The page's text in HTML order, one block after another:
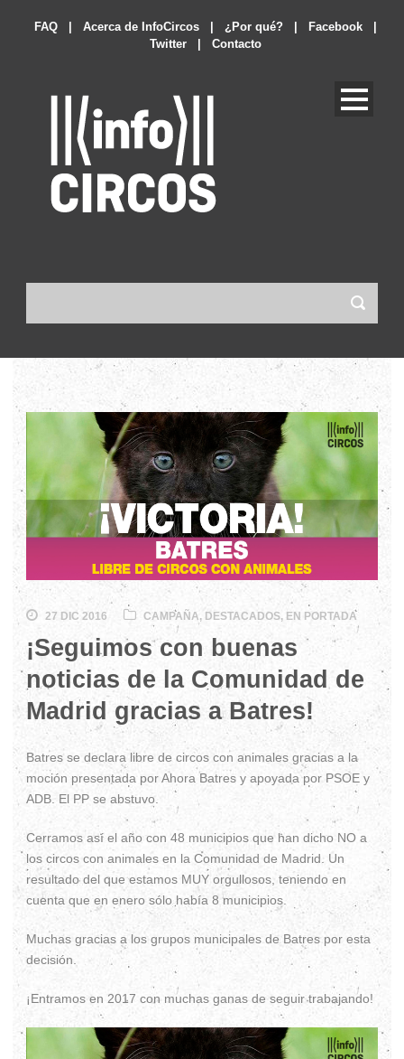
FAQ Acerca de InfoCircos ¿Por qué? Facebook
Twitter
Contacto
27 DIC 2016 CAMPAÑA, DESTACADOS, EN PORTADA
¡Seguimos con buenas
noticias de la Comunidad de
Madrid gracias a Batres!
Batres se declara libre de circos con animales gracias a la
moción presentada por Ahora Batres y apoyada por PSOE y
ADB. El PP se abstuvo.
Cerramos así el año con 48 municipios que han dicho NO a
los circos con animales en la Comunidad de Madrid. Un
resultado del que estamos MUY orgullosos, teniendo en
cuenta que en enero sólo había 8 municipios.
Muchas gracias a los grupos municipales de Batres por esta
decisión.
¡Entramos en 2017 con muchas ganas de seguir trabajando!